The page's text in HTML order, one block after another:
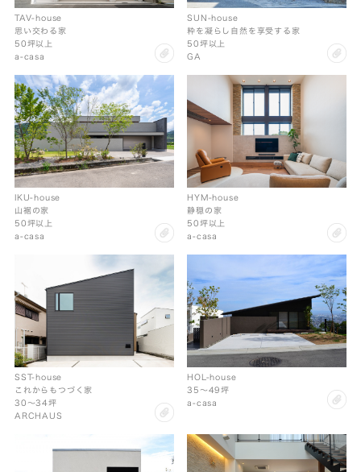
clip
TAV-house
思い交わる家
50坪以上
a-casa
SUN-house
粋を凝らし自然を享受する家
50坪以上
GA
IKU-house
山裾の家
50坪以上
a-casa
HYM-house
静穏の家
50坪以上
a-casa
SST-house
これからもつづく家
30〜34坪
ARCHAUS
HOL-house
35〜49坪
a-casa